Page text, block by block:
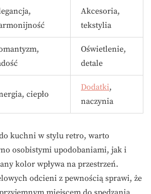
Akcesoria,
tekstylia
Oświetlenie,
detale
ciepło
Dodatki,
naczynia
kuchni w stylu retro, warto
osobistymi upodobaniami, jak i
kolor wpływa na przestrzeń.
odcieni z pewnością sprawi, że